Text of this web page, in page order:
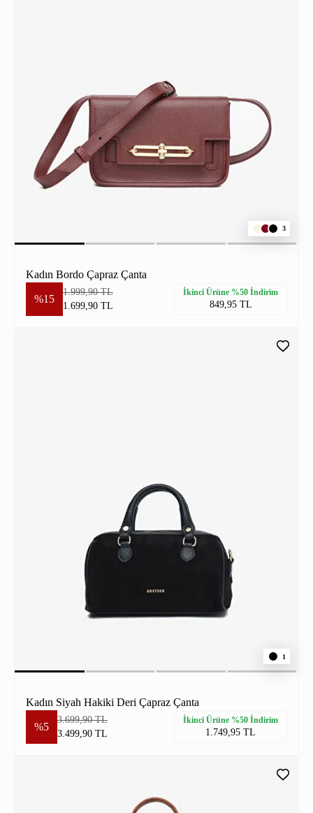
3
Kadın Bordo Çapraz Çanta
%15
1.999,90 TL
1.699,90 TL
İkinci Ürüne %50 İndirim
849,95 TL
1
Kadın Siyah Hakiki Deri Çapraz Çanta
%5
3.699,90 TL
3.499,90 TL
İkinci Ürüne %50 İndirim
1.749,95 TL